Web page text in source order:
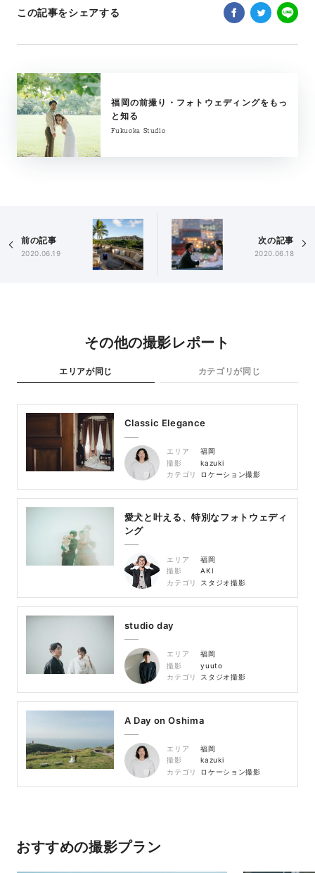
この記事をシェアする
福岡の前撮り・フォトウェディングをもっ
と知る
Fukuoka Studio
前の記事
2020.06.19
次の記事
2020.06.18
その他の撮影レポート
エリアが同じ カテゴリが同じ
Classic Elegance
エリア
福岡
撮影
kazuki
カテゴリ
ロケーション撮影
愛犬と叶える、特別なフォトウェディ
ング
エリア
福岡
撮影
AKI
カテゴリ
スタジオ撮影
studio day
エリア
福岡
撮影
yuuto
カテゴリ
スタジオ撮影
A Day on Oshima
エリア
福岡
撮影
kazuki
カテゴリ
ロケーション撮影
おすすめの撮影プラン